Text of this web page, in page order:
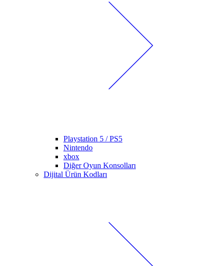
Playstation 5 / PS5
Nintendo
xbox
Diğer Oyun Konsolları
Dijital Ürün Kodları